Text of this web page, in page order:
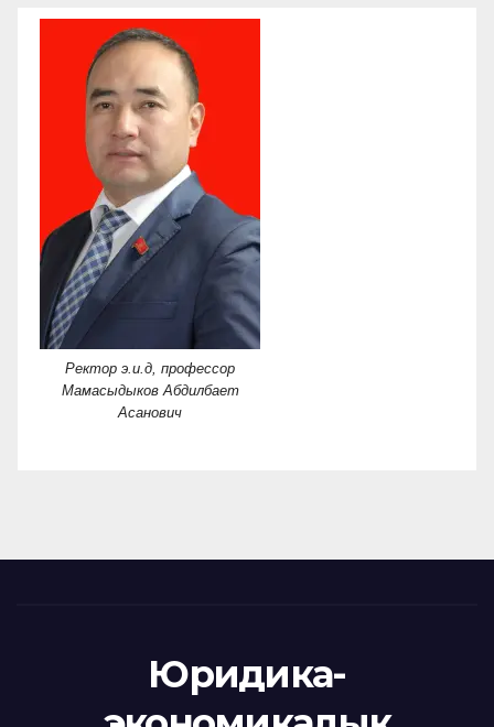
Ректор э.и.д, профессор
Мамасыдыков Абдилбает
Асанович
Юридика-